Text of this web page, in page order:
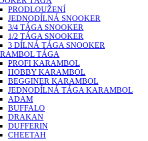
PRODLOUŽENÍ
JEDNODÍLNÁ SNOOKER
3/4 TÁGA SNOOKER
1/2 TÁGA SNOOKER
3 DÍLNÁ TÁGA SNOOKER
TÁGA
PROFI KARAMBOL
HOBBY KARAMBOL
BEGGINER KARAMBOL
JEDNODÍLNÁ TÁGA KARAMBOL
ADAM
BUFFALO
DRAKAN
DUFFERIN
CHEETAH